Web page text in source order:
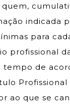
indicada
para
profissional
de
Profissional
ao que se